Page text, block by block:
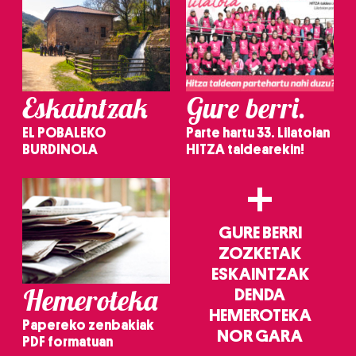
Eskaintzak
EL POBALEKO
BURDINOLA
Gure berri.
Parte hartu 33. Lilatoian
HITZA taldearekin!
Hemeroteka
Papereko zenbakiak
PDF formatuan
+
GURE BERRI
ZOZKETAK
ESKAINTZAK
DENDA
HEMEROTEKA
NOR GARA